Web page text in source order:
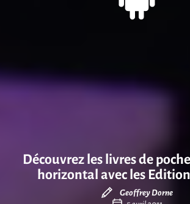
Découvrez les livres de
horizontal avec les
Geoffrey Dorne